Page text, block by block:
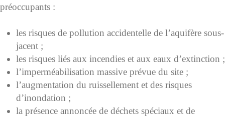
préoccupants :
les risques de pollution accidentelle de l’aquifère sous-
jacent ;
les risques liés aux incendies et aux eaux d’extinction ;
l’imperméabilisation massive prévue du site ;
l’augmentation du ruissellement et des risques
d’inondation ;
la présence annoncée de déchets spéciaux et de